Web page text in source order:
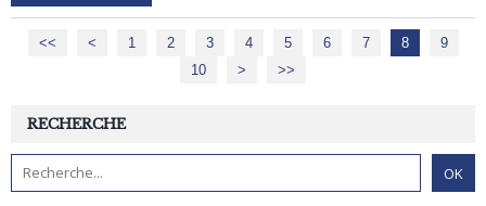
<< < 1 2 3 4 5 6 7 8
9
10
20
30
40
50
60
70
80
> >>
RECHERCHE